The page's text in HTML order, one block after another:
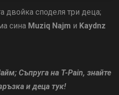
двойка споделя три деца;
сина Muziq Najm и Kaydnz
Съпруга на T-Pain, знайте
и деца тук!